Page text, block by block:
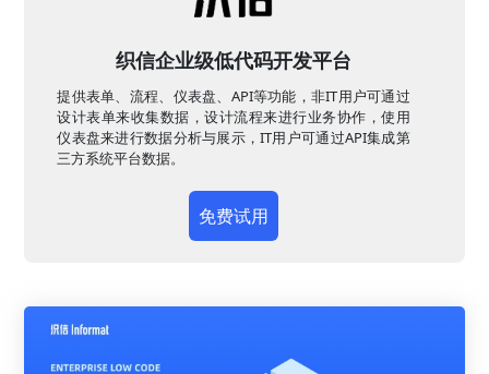
织信企业级低代码开发平台
提供表单、流程、仪表盘、API等功能，非IT用户可通过
设计表单来收集数据，设计流程来进行业务协作，使用
仪表盘来进行数据分析与展示，IT用户可通过API集成第
三方系统平台数据。
免费试用